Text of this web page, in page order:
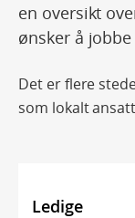
en oversikt
ønsker å
Det er flere
som lokalt
Ledige